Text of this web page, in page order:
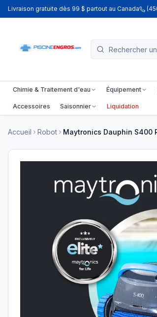
Livraison gratuite dès 99 $ partout au Canada
Chimie & Traitement d'eau Équipement
Accessoires Saisonnier Liquidation
Accueil Robot Maytronics Dauphin S400